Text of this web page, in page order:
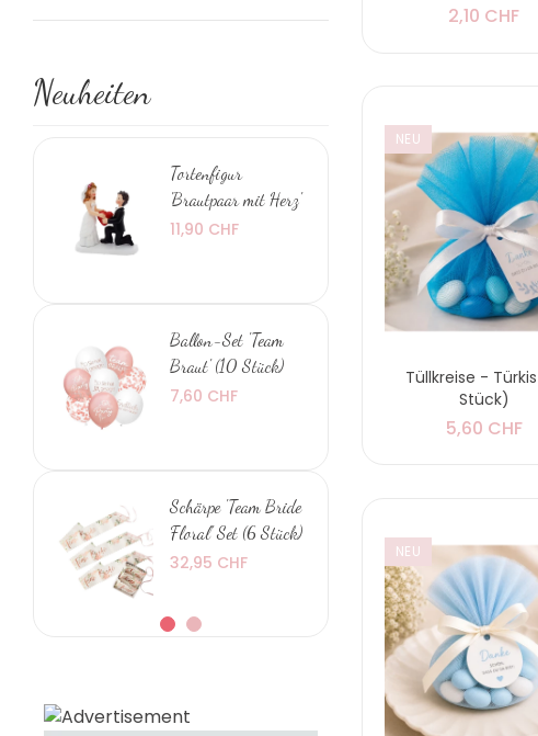
2,10 CHF
NEU
Tüllkreise -
Stück)
5,60 CHF
NEU
Neuheiten
Tortenfigur
'Brautpaar mit Herz'
11,90 CHF
Ballon-Set 'Team
Braut' (10 Stück)
7,60 CHF
Schärpe 'Team Bride
Floral' Set (6 Stück)
32,95 CHF
Rosa
5,90
Blau
5,90
5,90